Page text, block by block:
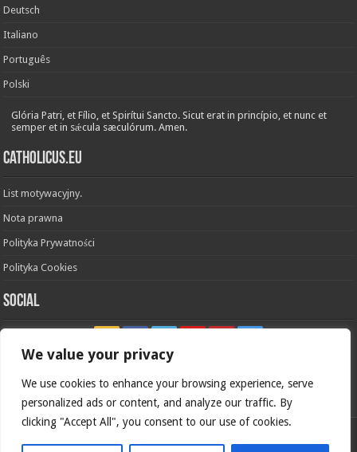
We value your privacy
We use cookies to enhance your browsing experience, serve
personalized ads or content, and analyze our traffic. By
clicking "Accept All", you consent to our use of cookies.
Deutsch
Italiano
Português
Polski
Glória Patri, et Fílio, et Spirítui Sancto. Sicut erat in princípio, et nunc et
semper et in sǽcula sæculórum. Amen.
Catholicus.eu
List motywacyjny.
Nota prawna
Polityka Prywatności
Polityka Cookies
Social
In nómine Patris, et Fílii, et Spíritus Sancti. Amen.